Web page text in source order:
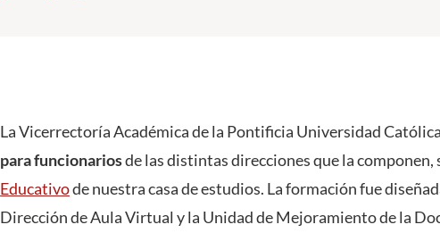
La Vicerrectoría Académica de la Pontificia Universidad
para funcionariosde las distintas direcciones que la componen,
Educativode nuestra casa de estudios. La formación fue
Dirección de Aula Virtual y la Unidad de Mejoramiento de la